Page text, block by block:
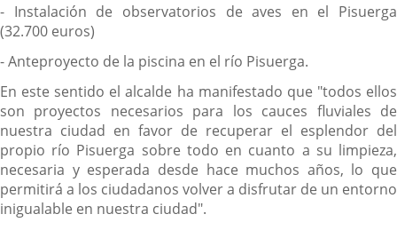
- Instalación de observatorios de aves en el Pisuerga
(32.700 euros)
- Anteproyecto de la piscina en el río Pisuerga.
En este sentido el alcalde ha manifestado que "todos ellos
son proyectos necesarios para los cauces fluviales de
nuestra ciudad en favor de recuperar el esplendor del
propio río Pisuerga sobre todo en cuanto a su limpieza,
necesaria y esperada desde hace muchos años, lo que
permitirá a los ciudadanos volver a disfrutar de un entorno
inigualable en nuestra ciudad".